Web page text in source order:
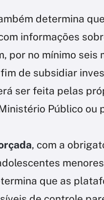
determina
informações
por no mínimo seis
de subsidiar
ser feita pelas
Público ou
, com a
que as